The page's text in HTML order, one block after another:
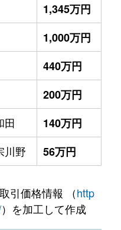
1,345万円
1,000万円
440万円
200万円
田
140万円
川野 56万円
引価格情報 （http
）を加工して作成